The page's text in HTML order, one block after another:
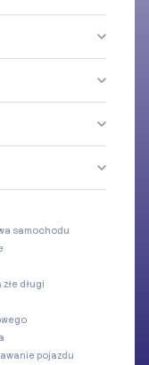
samochodu
długi
pojazdu